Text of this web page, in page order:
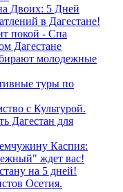
Двоих: 5 Дней
в Дагестане!
покой - Спа
Дагестане
молодежные
туры по
с Культурой.
Дагестан для
Каспия:
ждет вас!
на 5 дней!
Осетия.